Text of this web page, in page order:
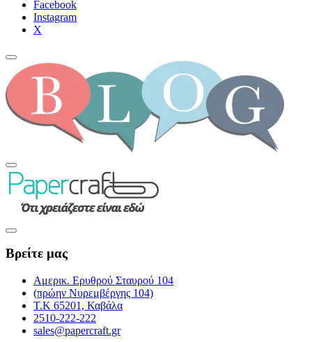
Facebook
Instagram
Χ
Βρείτε μας
Αμερικ. Ερυθρού Σταυρού 104
(πρώην Νυρεμβέργης 104)
Τ.Κ 65201, Καβάλα
2510-222-222
sales@papercraft.gr